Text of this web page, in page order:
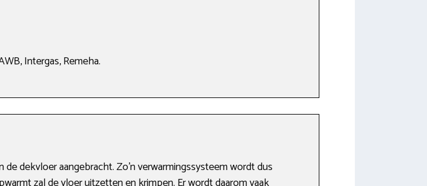
Intergas, Remeha.
dekvloer aangebracht. Zo’n verwarmingssysteem wordt dus